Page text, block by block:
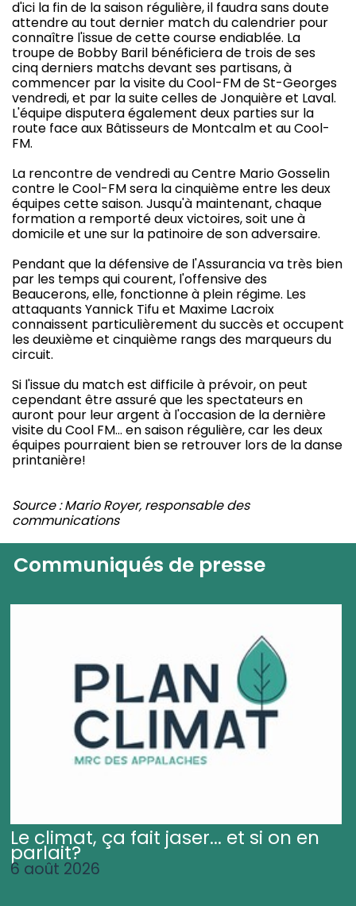
d'ici la fin de la saison régulière, il faudra sans doute
attendre au tout dernier match du calendrier pour
connaître l'issue de cette course endiablée. La
troupe de Bobby Baril bénéficiera de trois de ses
cinq derniers matchs devant ses partisans, à
commencer par la visite du Cool-FM de St-Georges
vendredi, et par la suite celles de Jonquière et Laval.
L'équipe disputera également deux parties sur la
route face aux Bâtisseurs de Montcalm et au Cool-
FM.
La rencontre de vendredi au Centre Mario Gosselin
contre le Cool-FM sera la cinquième entre les deux
équipes cette saison. Jusqu'à maintenant, chaque
formation a remporté deux victoires, soit une à
domicile et une sur la patinoire de son adversaire.
Pendant que la défensive de l'Assurancia va très bien
par les temps qui courent, l'offensive des
Beaucerons, elle, fonctionne à plein régime. Les
attaquants Yannick Tifu et Maxime Lacroix
connaissent particulièrement du succès et occupent
les deuxième et cinquième rangs des marqueurs du
circuit.
Si l'issue du match est difficile à prévoir, on peut
cependant être assuré que les spectateurs en
auront pour leur argent à l'occasion de la dernière
visite du Cool FM… en saison régulière, car les deux
équipes pourraient bien se retrouver lors de la danse
printanière!
Source : Mario Royer, responsable des
communications
Communiqués de presse
Le climat, ça fait jaser... et si on en
parlait?
6 août 2026